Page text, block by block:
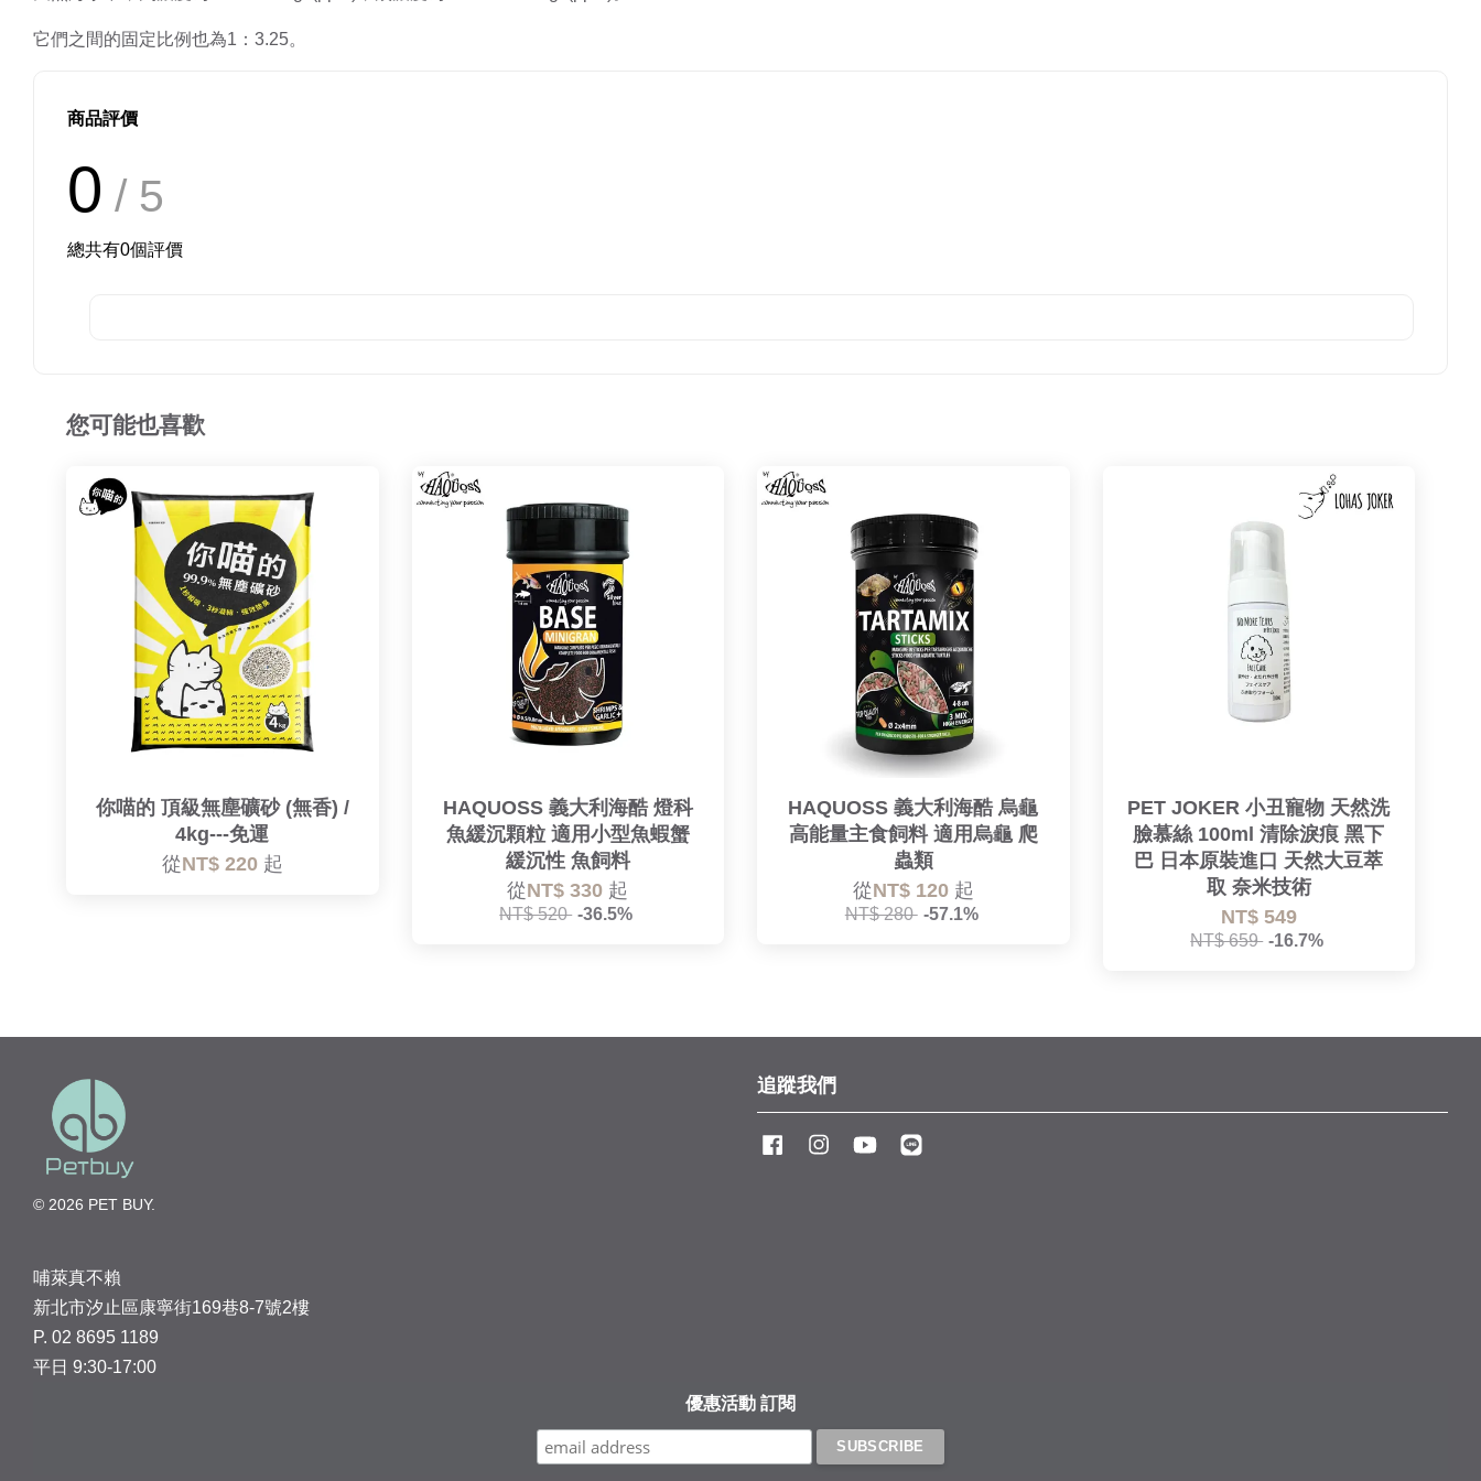
它們之間的固定比例也為1：3.25。
商品評價
0 / 5
總共有0個評價
您可能也喜歡
你喵的 頂級無塵礦砂 (無香) /
4kg---免運
從NT$ 220 起
HAQUOSS 義大利海酷 燈科
魚緩沉顆粒 適用小型魚蝦蟹
緩沉性 魚飼料
從NT$ 330 起
NT$ 520 -36.5%
HAQUOSS 義大利海酷 烏龜
高能量主食飼料 適用烏龜 爬
蟲類
從NT$ 120 起
NT$ 280 -57.1%
PET JOKER 小丑寵物 天然洗
臉慕絲 100ml 清除淚痕 黑下
巴 日本原裝進口 天然大豆萃
取 奈米技術
NT$ 549
NT$ 659 -16.7%
© 2026 PET BUY.
追蹤我們
FacebookInstagramYouTube
哺萊真不賴
新北市汐止區康寧街169巷8-7號2樓
P. 02 8695 1189
平日 9:30-17:00
優惠活動 訂閱